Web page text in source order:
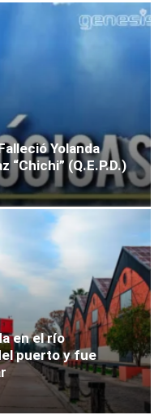
Yolanda
“Chichi” (Q.E.P.D.)
en el río
puerto y fue